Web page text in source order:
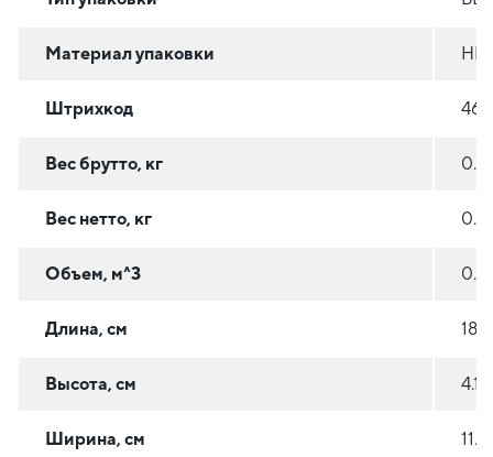
Материал упаковки НЕ
Штрихкод
Вес брутто, кг
Вес нетто, кг
Объем, м^3
Длина, см 18.2
Высота, см 4.1
Ширина, см 11.2